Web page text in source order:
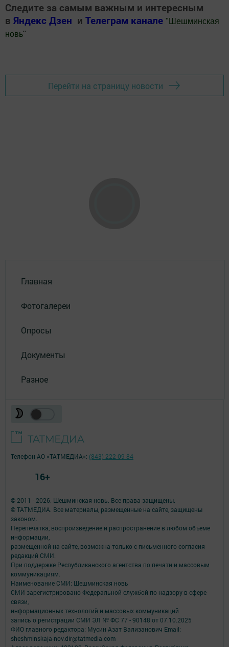
Следите за самым важным и интересным
в Яндекс Дзен и Телеграм канале " Шешминская
новь"
Перейти на страницу новости
Главная
Фотогалереи
Опросы
Документы
Разное
© 2011 - 2026. Шешминская новь. Все права защищены.
© ТАТМЕДИА. Все материалы, размещенные на сайте, защищены
законом.
Перепечатка, воспроизведение и распространение в любом объеме
информации,
размещенной на сайте, возможна только с письменного согласия
редакций СМИ.
При поддержке Республиканского агентства по печати и массовым
коммуникациям.
Наименование СМИ: Шешминская новь
СМИ зарегистрировано Федеральной службой по надзору в сфере
связи,
информационных технологий и массовых коммуникаций
запись о регистрации СМИ ЭЛ № ФС 77 - 90148 от 07.10.2025
ФИО главного редактора: Мусин Азат Вализанович Email:
sheshminskaja-nov.dir@tatmedia.com
Телефон АО «ТАТМЕДИА»: (843) 222 09 84
16+